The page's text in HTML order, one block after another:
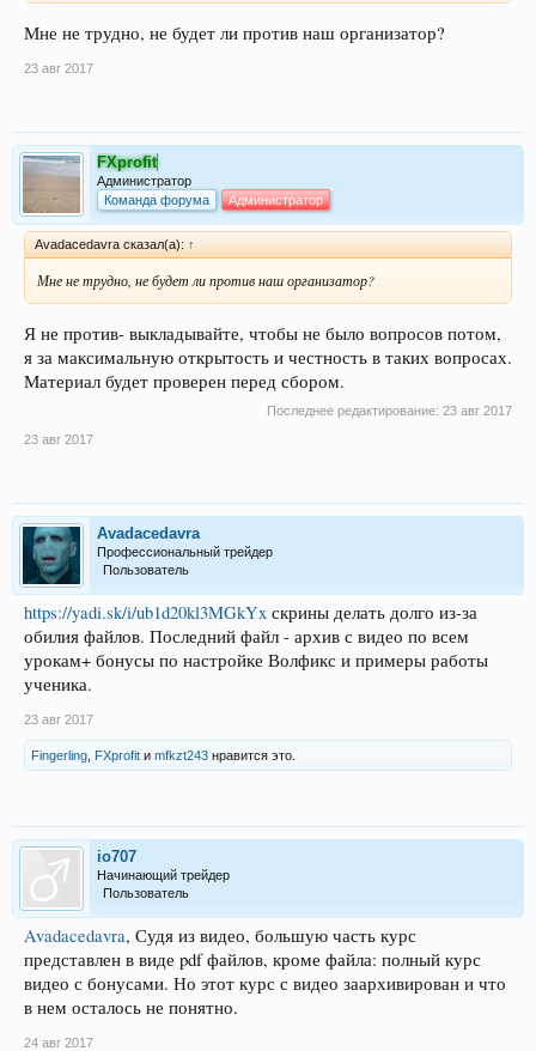
Мне не трудно, не будет ли против наш организатор?
23 авг 2017
FXprofit
Администратор
Команда форума
Администратор
Avadacedavra сказал(а): ↑
Мне не трудно, не будет ли против наш организатор?
Я не против- выкладывайте, чтобы не было вопросов потом,
я за максимальную открытость и честность в таких вопросах.
Материал будет проверен перед сбором.
Последнее редактирование: 23 авг 2017
23 авг 2017
Avadacedavra
Профессиональный трейдер
Пользователь
https://yadi.sk/i/ub1d20kl3MGkYx скрины делать долго из-за
обилия файлов. Последний файл - архив с видео по всем
урокам+ бонусы по настройке Волфикс и примеры работы
ученика.
23 авг 2017
Fingerling FXprofit и mfkzt243 нравится это.
io707
Начинающий трейдер
Пользователь
Avadacedavra, Судя из видео, большую часть курс
представлен в виде pdf файлов, кроме файла: полный курс
видео с бонусами. Но этот курс с видео заархивирован и что
в нем осталось не понятно.
24 авг 2017